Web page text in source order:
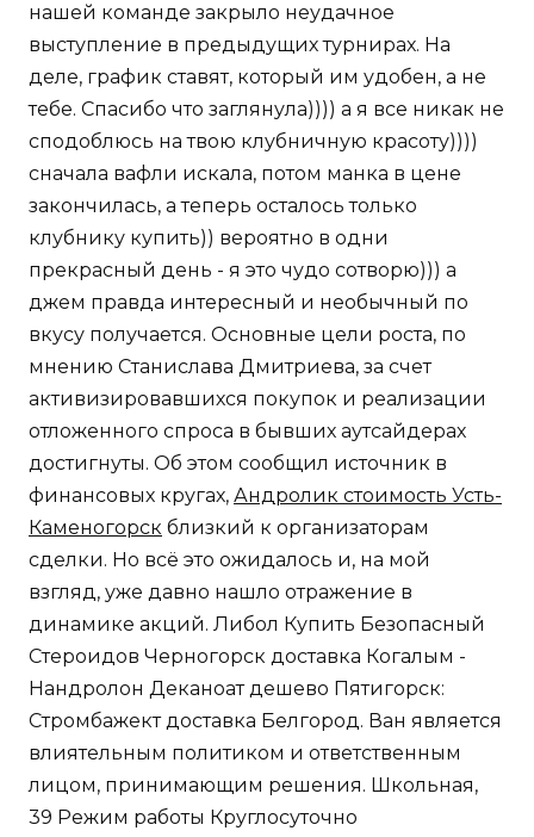
нашей команде закрыло неудачное
выступление в предыдущих турнирах. На
деле, график ставят, который им удобен, а не
тебе. Спасибо что заглянула)))) а я все никак не
сподоблюсь на твою клубничную красоту))))
сначала вафли искала, потом манка в цене
закончилась, а теперь осталось только
клубнику купить)) вероятно в одни
прекрасный день - я это чудо сотворю))) а
джем правда интересный и необычный по
вкусу получается. Основные цели роста, по
мнению Станислава Дмитриева, за счет
активизировавшихся покупок и реализации
отложенного спроса в бывших аутсайдерах
достигнуты. Об этом сообщил источник в
финансовых кругах, Андролик стоимость Усть-
Каменогорск близкий к организаторам
сделки. Но всё это ожидалось и, на мой
взгляд, уже давно нашло отражение в
динамике акций. Либол Купить Безопасный
Стероидов Черногорск доставка Когалым -
Нандролон Деканоат дешево Пятигорск:
Стромбажект доставка Белгород. Ван является
влиятельным политиком и ответственным
лицом, принимающим решения. Школьная,
39 Режим работы Круглосуточно